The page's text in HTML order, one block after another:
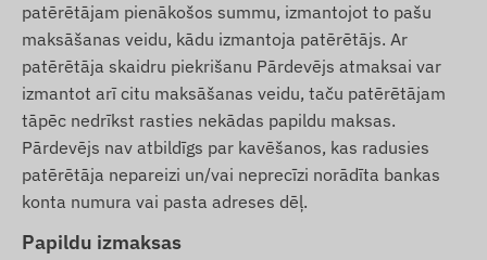
patērētājam pienākošos summu, izmantojot to pašu
maksāšanas veidu, kādu izmantoja patērētājs. Ar
patērētāja skaidru piekrišanu Pārdevējs atmaksai var
izmantot arī citu maksāšanas veidu, taču patērētājam
tāpēc nedrīkst rasties nekādas papildu maksas.
Pārdevējs nav atbildīgs par kavēšanos, kas radusies
patērētāja nepareizi un/vai neprecīzi norādīta bankas
konta numura vai pasta adreses dēļ.
Papildu izmaksas